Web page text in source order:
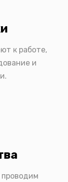
к работе,
и